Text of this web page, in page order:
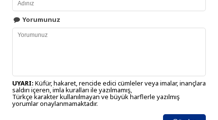
Yorumunuz
UYARI: Küfür, hakaret, rencide edici cümleler veya imalar, inançlara
saldırı içeren, imla kuralları ile yazılmamış,
Türkçe karakter kullanılmayan ve büyük harflerle yazılmış
yorumlar onaylanmamaktadır.